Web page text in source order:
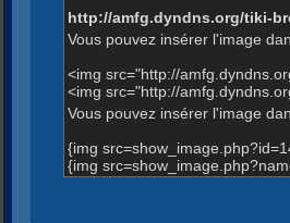
http://amfg.dyndns.org/tiki-
Vous pouvez insérer l'image
<img src="http://
<img src="http://
Vous pouvez insérer l'image
{img
{img